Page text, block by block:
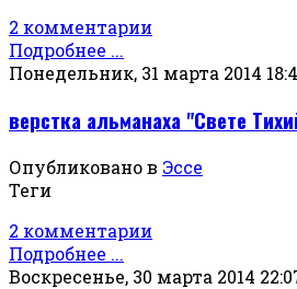
2 комментарии
Подробнее ...
Понедельник, 31 марта 2014
верстка альманаха "Свете
Опубликовано в Эссе
Теги
2 комментарии
Подробнее ...
Воскресенье, 30 марта 2014